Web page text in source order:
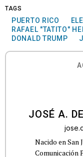
TAGS
PUERTO RICO
RAFAEL "TATITO"
DONALD TRUMP
JOSÉ A.
Nacido en San
Comunicación